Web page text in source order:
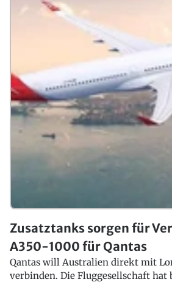
Zusatztanks sorgen für
A350-1000 für Qantas
Qantas will Australien direkt mit
verbinden. Die Fluggesellschaft hat